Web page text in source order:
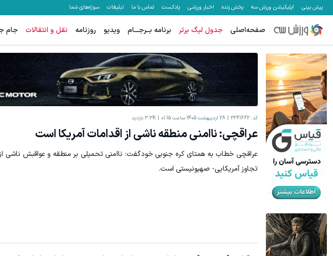
پیش بینی اپلیکیشن ورزش سه پخش زنده اخبار ورزشی پادکست تماس با ما تبلیغات سوژه‌های شما
صفحه‌اصلی جدول لیگ برتر برنامه بــرجـــام ویدیو روزنامه نقل و انتقالات جام
کد: 2361662 28 اردیبهشت 1405 ساعت 01:15 3.3K بازدید
عراقچی: ناامنی منطقه ناشی از اقدامات آمریکا است
عراقچی خطاب به همتای کره‌ جنوبی خودگفت: ناامنی تحمیلی بر منطقه و عواقبش ناشی از
تجاوز آمریکایی- صهیونیستی است.